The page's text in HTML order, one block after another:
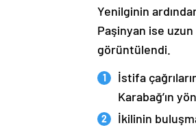
Yenilginin
Paşinyan ise
görüntülendi.
İstifa
Karabağ’ın
İkilinin